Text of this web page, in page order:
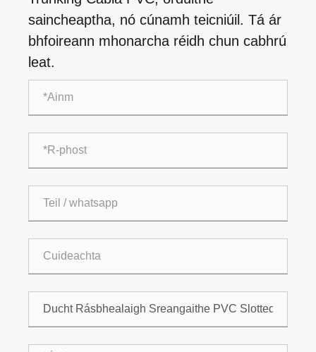
saincheaptha, nó cúnamh teicniúil. Tá ár
bhfoireann mhonarcha réidh chun cabhrú
leat.